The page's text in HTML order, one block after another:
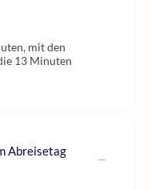
mit den
13 Minuten
Abreisetag